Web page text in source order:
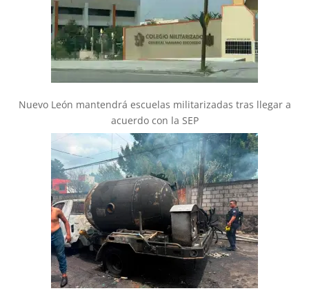
Nuevo León mantendrá escuelas militarizadas tras llegar a
acuerdo con la SEP